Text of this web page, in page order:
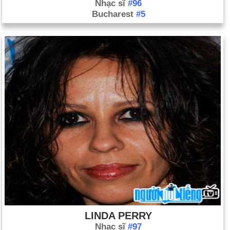
Nhạc sĩ #96
Bucharest #5
LINDA PERRY
Nhạc sĩ #97